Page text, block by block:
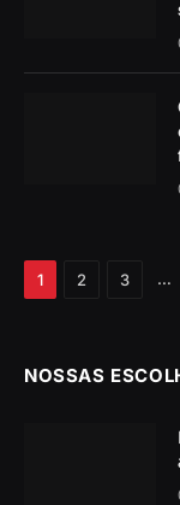
1 2 3 …
NOSSAS